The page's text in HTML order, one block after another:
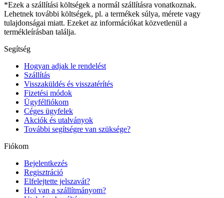
*Ezek a szállítási költségek a normál szállításra vonatkoznak.
Lehetnek további költségek, pl. a termékek súlya, mérete vagy
tulajdonságai miatt. Ezeket az információkat közvetlenül a
termékleírásban találja.
Segítség
Hogyan adjak le rendelést
Szállítás
Visszaküldés és visszatérítés
Fizetési módok
Ügyfélfiókom
Céges ügyfelek
Akciók és utalványok
További segítségre van szüksége?
Fiókom
Bejelentkezés
Regisztráció
Elfelejtette jelszavát?
Hol van a szállítmányom?